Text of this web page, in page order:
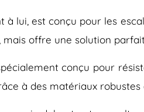
à lui, est conçu pour les
offre une solution
conçu pour
à des matériaux robustes